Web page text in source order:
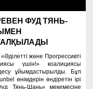
ФУД ТЯНЬ-
және Прогрессивті
үшін!» коалициясы
ұйымдастырылды. Бұл
өнімдерін өндіретін ірі
Тянь-Шань» мекемесіне